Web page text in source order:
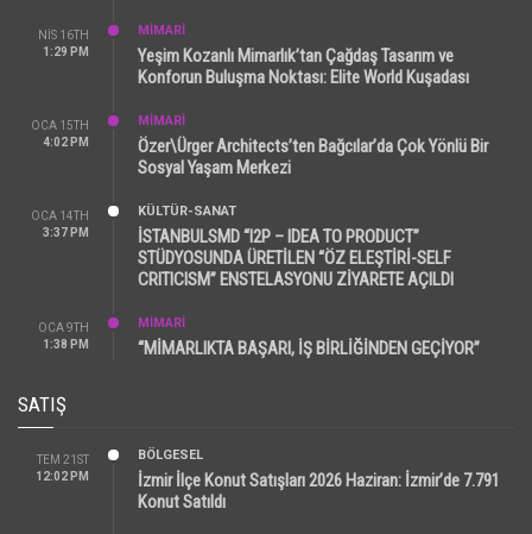
NIS 16TH
1:29 PM
MİMARİ
Yeşim Kozanlı Mimarlık’tan Çağdaş Tasarım ve
Konforun Buluşma Noktası: Elite World Kuşadası
OCA 15TH
4:02 PM
MİMARİ
Özer\Ürger Architects’ten Bağcılar’da Çok Yönlü Bir
Sosyal Yaşam Merkezi
OCA 14TH
3:37 PM
KÜLTÜR-SANAT
İSTANBULSMD “I2P – IDEA TO PRODUCT”
STÜDYOSUNDA ÜRETİLEN “ÖZ ELEŞTİRİ-SELF
CRITICISM” ENSTELASYONU ZİYARETE AÇILDI
OCA 9TH
1:38 PM
MİMARİ
“MİMARLIKTA BAŞARI, İŞ BİRLİĞİNDEN GEÇİYOR”
SATIŞ
TEM 21ST
12:02 PM
BÖLGESEL
İzmir İlçe Konut Satışları 2026 Haziran: İzmir’de 7.791
Konut Satıldı